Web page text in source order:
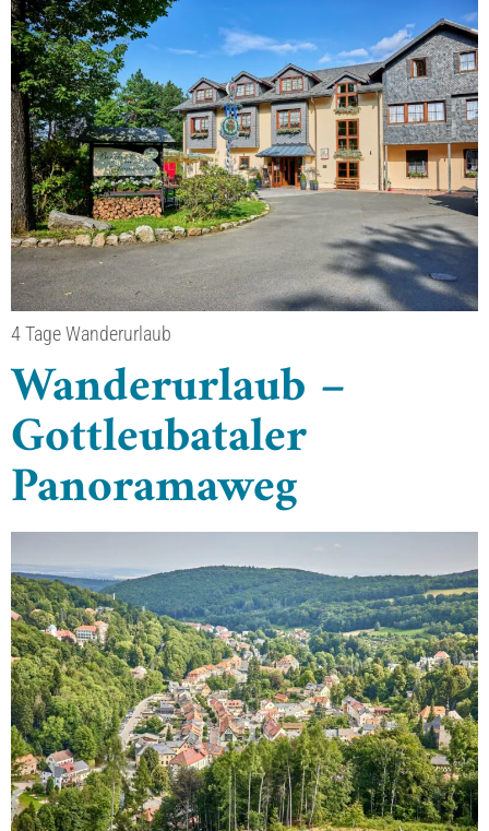
4 Tage Wanderurlaub
Wanderurlaub –
Gottleubataler
Panoramaweg